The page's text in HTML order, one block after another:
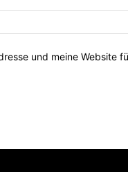
und meine Website